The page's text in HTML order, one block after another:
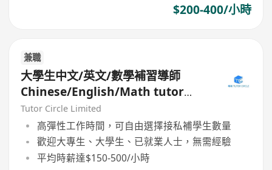
$200-400/小時
兼職
大學生中文/英文/數學補習導師
Chinese/English/Math tutor
(Part Time/Freelancer)
Tutor Circle Limited
高彈性工作時間，可自由選擇接私補學生數量
歡迎大專生、大學生、已就業人士，無需經驗
平均時薪達$150-500/小時